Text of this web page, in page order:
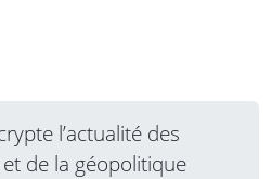
l’actualité des
de la géopolitique